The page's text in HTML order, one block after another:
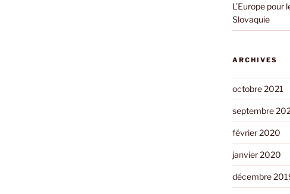
L’Europe pour
Slovaquie
ARCHIVES
octobre 2021
septembre
février 2020
janvier 2020
décembre